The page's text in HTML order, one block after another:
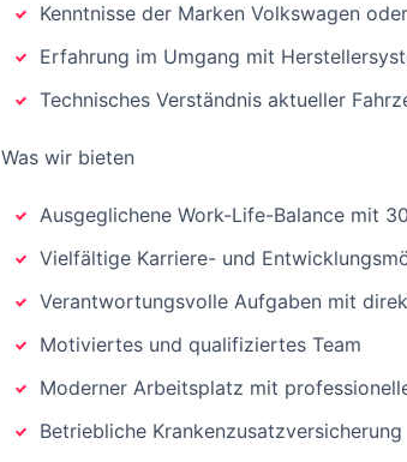
Kenntnisse der Marken Volkswagen
Erfahrung im Umgang mit
Technisches Verständnis aktueller
Was wir bieten
Ausgeglichene Work-Life-Balance mit
Vielfältige Karriere- und
Verantwortungsvolle Aufgaben mit
Motiviertes und qualifiziertes Team
Moderner Arbeitsplatz mit
Betriebliche Krankenzusatzversicherung